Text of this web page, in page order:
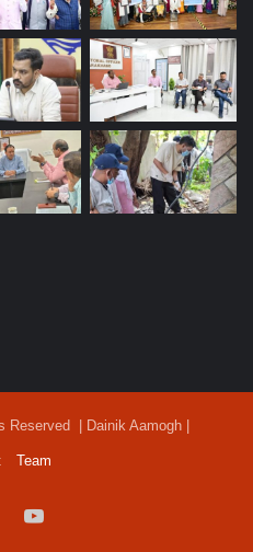
Reserved | Dainik Aamogh |
Team
Facebook